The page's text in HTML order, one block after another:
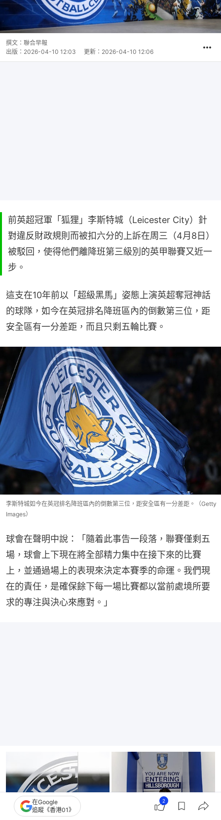
撰文： 聯合早報
出版： 2026-04-10 12:03 更新： 2026-04-10 12:06
前英超冠軍「狐狸」李斯特城（Leicester City）針
對違反財政規則而被扣六分的上訴在周三（4月8日）
被駁回，使得他們離降班第三級別的英甲聯賽又近一
步。
這支在10年前以「超級黑馬」姿態上演英超奪冠神話
的球隊，如今在英冠排名降班區內的倒數第三位，距
安全區有一分差距，而且只剩五輪比賽。
李斯特城如今在英冠排名降班區內的倒數第三位，距安全區有一分差距。（Getty
Images）
球會在聲明中說：「隨着此事告一段落，聯賽僅剩五
場，球會上下現在將全部精力集中在接下來的比賽
上，並通過場上的表現來決定本賽季的命運。我們現
在的責任，是確保餘下每一場比賽都以當前處境所要
求的專注與決心來應對。」
在Google
追蹤《香港01》
2